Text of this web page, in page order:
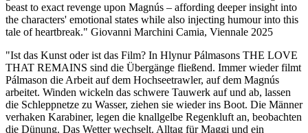
beast to exact revenge upon Magnús – affording deeper insight into
the characters' emotional states while also injecting humour into this
tale of heartbreak." Giovanni Marchini Camia, Viennale 2025
"Ist das Kunst oder ist das Film? In Hlynur Pálmasons THE LOVE
THAT REMAINS sind die Übergänge fließend. Immer wieder filmt
Pálmason die Arbeit auf dem Hochseetrawler, auf dem Magnús
arbeitet. Winden wickeln das schwere Tauwerk auf und ab, lassen
die Schleppnetze zu Wasser, ziehen sie wieder ins Boot. Die Männer
verhaken Karabiner, legen die knallgelbe Regenkluft an, beobachten
die Dünung. Das Wetter wechselt. Alltag für Maggi und ein